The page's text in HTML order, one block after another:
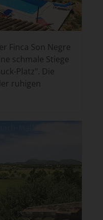
Finca Son Negre
schmale Stiege
Platz". Die
ruhigen